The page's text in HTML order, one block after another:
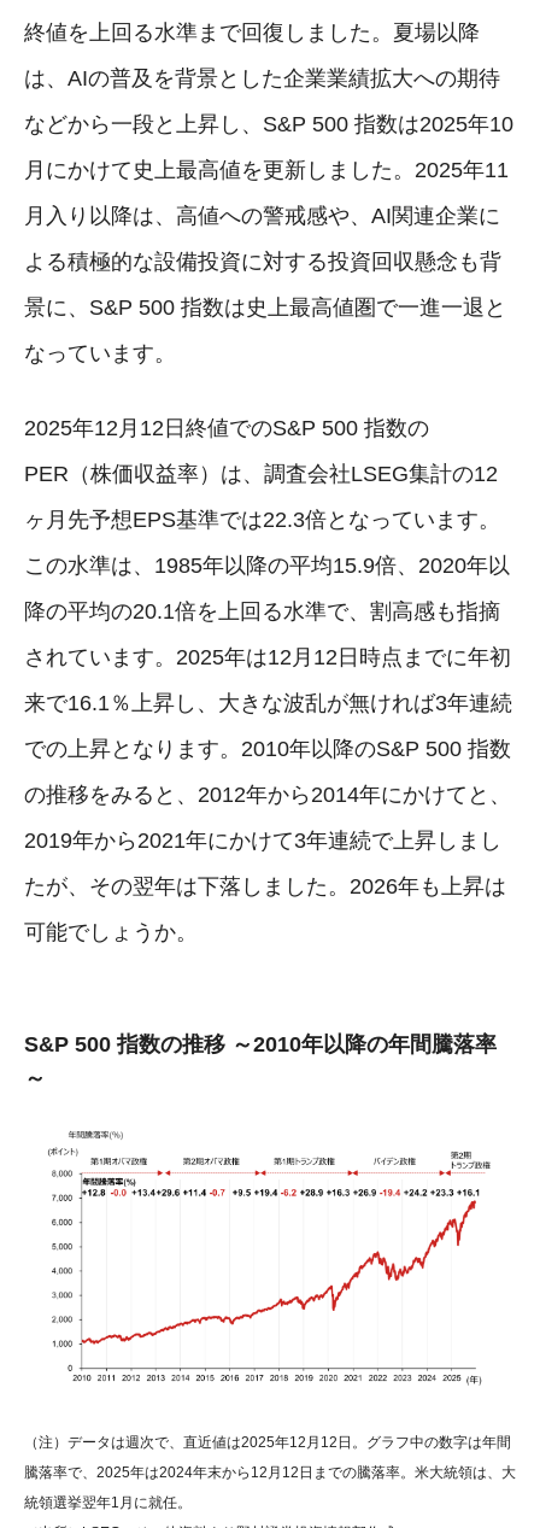
終値を上回る水準まで回復しました。夏場以降
は、AIの普及を背景とした企業業績拡大への期待
などから一段と上昇し、S&P 500 指数は2025年10
月にかけて史上最高値を更新しました。2025年11
月入り以降は、高値への警戒感や、AI関連企業に
よる積極的な設備投資に対する投資回収懸念も背
景に、S&P 500 指数は史上最高値圏で一進一退と
なっています。
2025年12月12日終値でのS&P 500 指数の
PER（株価収益率）は、調査会社LSEG集計の12
ヶ月先予想EPS基準では22.3倍となっています。
この水準は、1985年以降の平均15.9倍、2020年以
降の平均の20.1倍を上回る水準で、割高感も指摘
されています。2025年は12月12日時点までに年初
来で16.1％上昇し、大きな波乱が無ければ3年連続
での上昇となります。2010年以降のS&P 500 指数
の推移をみると、2012年から2014年にかけてと、
2019年から2021年にかけて3年連続で上昇しまし
たが、その翌年は下落しました。2026年も上昇は
可能でしょうか。
S&P 500 指数の推移 ～2010年以降の年間騰落率
～
（注）データは週次で、直近値は2025年12月12日。グラフ中の数字は年間
騰落率で、2025年は2024年末から12月12日までの騰落率。米大統領は、大
統領選挙翌年1月に就任。